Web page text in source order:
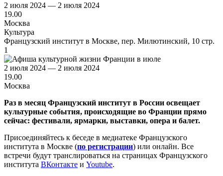
2 июля 2024 — 2 июля 2024
19.00
Москва
Культура
Французский институт в Москве, пер. Милютинский, 10 стр.
1
2 июля 2024 — 2 июля 2024
19.00
Москва
Раз в месяц Французский институт в России освещает
культурные события, происходящие во Франции прямо
сейчас: фестивали, ярмарки, выставки, опера и балет.
Присоединяйтесь к беседе в медиатеке Французского
института в Москве (по регистрации) или онлайн. Все
встречи будут транслироваться на страницах Французского
института ВКонтакте и Youtube.